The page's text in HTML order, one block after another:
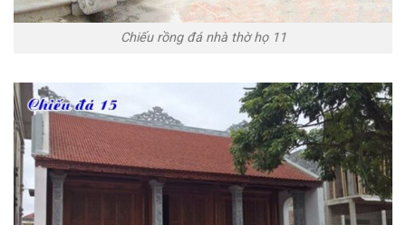
Chiếu rồng đá nhà thờ họ 11